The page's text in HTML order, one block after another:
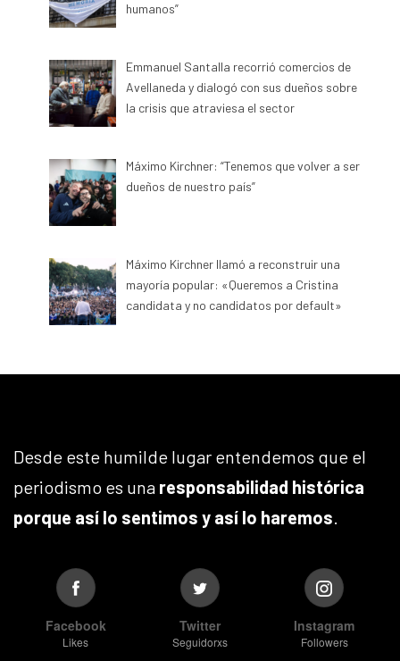
humanos”
Emmanuel Santalla recorrió comercios de
Avellaneda y dialogó con sus dueños sobre
la crisis que atraviesa el sector
Máximo Kirchner: “Tenemos que volver a ser
dueños de nuestro país”
Máximo Kirchner llamó a reconstruir una
mayoría popular: «Queremos a Cristina
candidata y no candidatos por default»
Desde este humilde lugar entendemos que el
periodismo es una responsabilidad histórica
porque así lo sentimos y así lo haremos.
Facebook
Likes
Twitter
Seguidorxs
Instagram
Followers